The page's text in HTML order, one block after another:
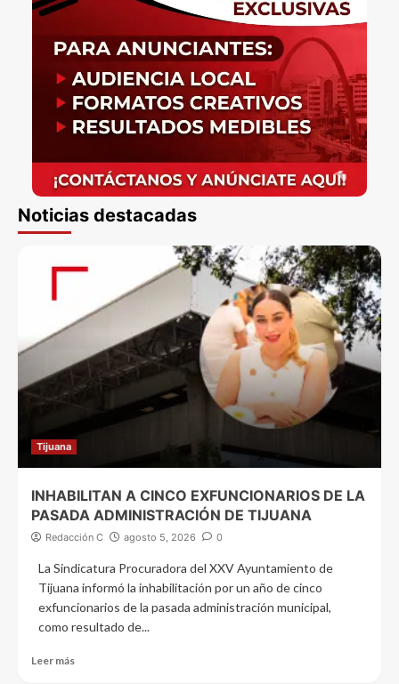
Noticias destacadas
Tijuana
INHABILITAN A CINCO EXFUNCIONARIOS DE LA
PASADA ADMINISTRACIÓN DE TIJUANA
Redacción C agosto 5, 2026 0
La Sindicatura Procuradora del XXV Ayuntamiento de
Tijuana informó la inhabilitación por un año de cinco
exfuncionarios de la pasada administración municipal,
como resultado de...
Leer más